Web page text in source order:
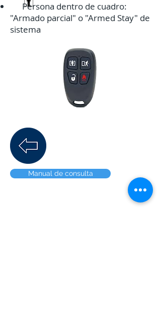
Persona dentro de cuadro:
"Armado parcial" o "Armed Stay" de
sistema
Manual de consulta